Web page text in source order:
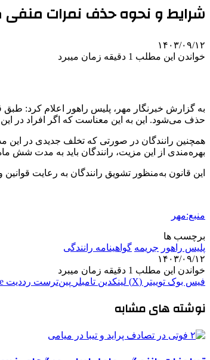
شرایط و نحوه حذف نمرات منفی
۱۴۰۳/۰۹/۱۲
خواندن این مطلب 1 دقیقه زمان میبرد
به گزارش خبرنگار مهر، پلیس راهور اعلام کرد:
حذف می‌شود. این به این معناست که اگر افراد در
همچنین رانندگان در صورتی که تخلف جدیدی در
بهره‌مندی از این مزیت، رانندگان باید به مدت شش
این قانون به‌منظور تشویق رانندگان به رعایت
منبع:مهر
برچسب ها
پلیس راهور جریمه گواهینامه رانندگی
۱۴۰۳/۰۹/۱۲
خواندن این مطلب 1 دقیقه زمان میبرد
فیس بوک توییتر (X) لینکدین ‫تامبلر ‫پین‌ترست ‫رددیت
نوشته های مشابه